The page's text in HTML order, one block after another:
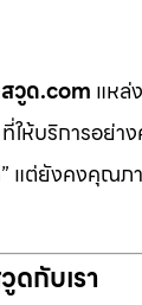
วูด.com แหล่
ห้บริการอย่า
แต่ยังคงคุณ
ดกับเรา